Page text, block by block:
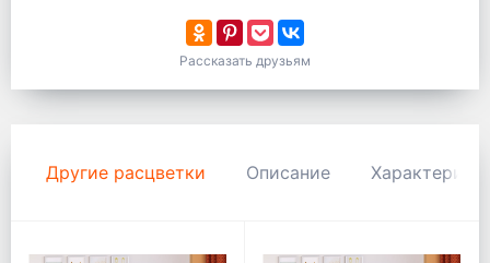
Рассказать друзьям
Другие расцветки Описание